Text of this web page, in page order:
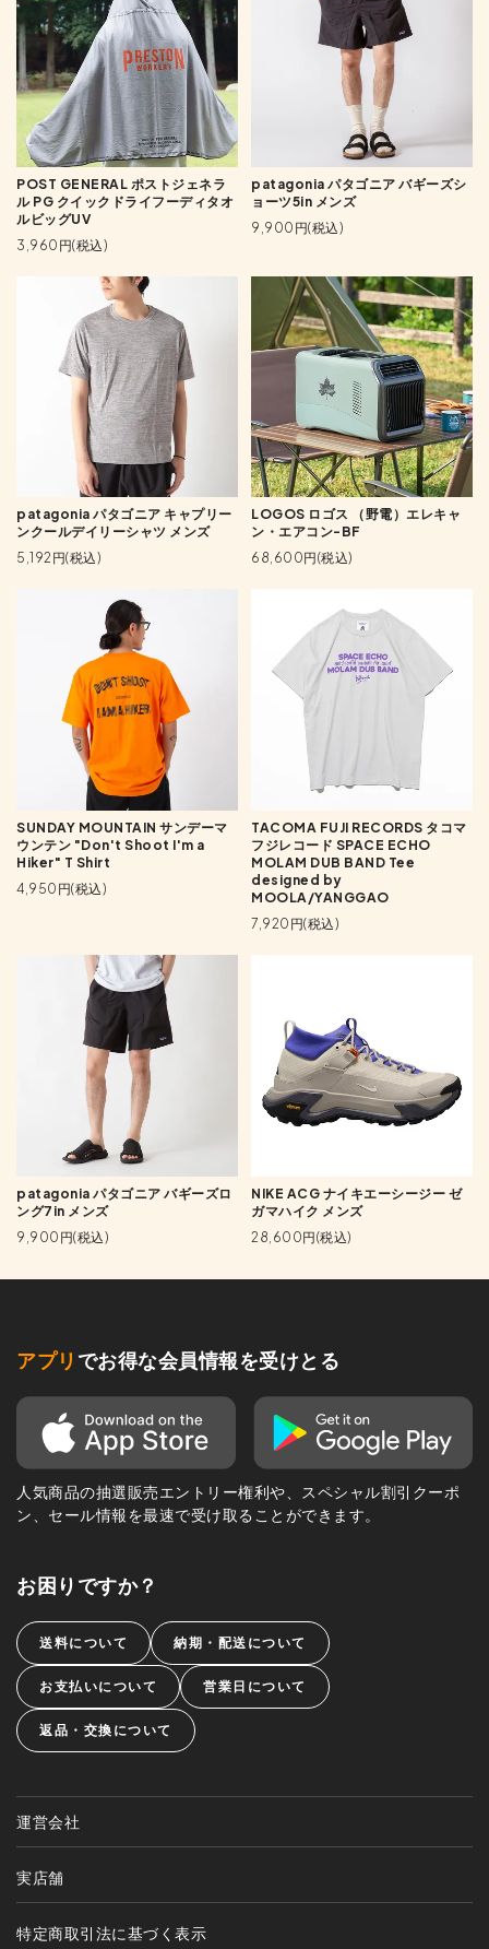
POST GENERAL ポストジェネラ
ル PG クイックドライフーディタオ
ルビッグUV
3,960円(税込)
patagonia パタゴニア バギーズシ
ョーツ5in メンズ
9,900円(税込)
patagonia パタゴニア キャプリー
ンクールデイリーシャツ メンズ
5,192円(税込)
LOGOS ロゴス （野電）エレキャ
ン・エアコン-BF
68,600円(税込)
SUNDAY MOUNTAIN サンデーマ
ウンテン "Don't Shoot I'm a
Hiker" T Shirt
4,950円(税込)
TACOMA FUJI RECORDS タコマ
フジレコード SPACE ECHO
MOLAM DUB BAND Tee
designed by
MOOLA/YANGGAO
7,920円(税込)
patagonia パタゴニア バギーズロ
ング7in メンズ
9,900円(税込)
NIKE ACG ナイキエーシージー ゼ
ガマハイク メンズ
28,600円(税込)
アプリ でお得な会員情報を受けとる
人気商品の抽選販売エントリー権利や、スペシャル割引クーポ
ン、セール情報を最速で受け取ることができます。
お困りですか？
送料について 納期・配送について
お支払いについて 営業日について
返品・交換について
運営会社
実店舗
特定商取引法に基づく表示